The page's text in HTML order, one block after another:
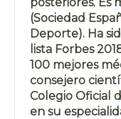
(Sociedad
Deporte). Ha
lista Forbes
100 mejores
consejero
Colegio Oficial
en su